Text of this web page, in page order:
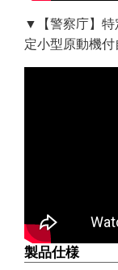
▼【警察庁】特
定小型原動機付
製品仕様